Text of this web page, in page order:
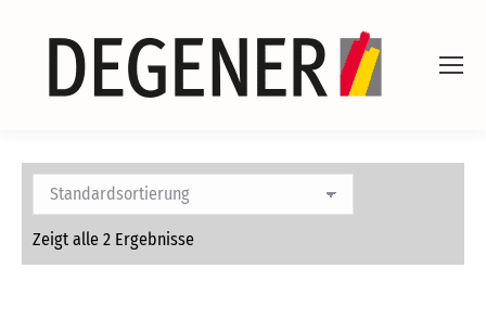
Zeigt alle 2 Ergebnisse